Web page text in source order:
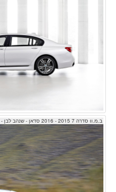
ב.מ.וו סדרה 7 2015 - 2016 סדאן - שנהב לבן - מבט מהצד